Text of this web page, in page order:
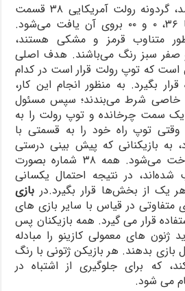
همانطور که قبلاً گفته شد، گردونه رولت آمریکایی ۳۸ قسمت
دارد، که شماره‌های ۱ تا ۳۶، ۰ و ۰۰ بروی آن یافت می‌شود.
۱ تا ۳۶ بطور متناوب قرمز و مشکی هستند،
صفر سبز رنگ می‌باشند. هدف اصلی
است که توپ رولت قرار است در کدام
بگیرد. به منظور انجام این کار،
خاصی شرط می‌بندند؛ سپس مسئول
یک سمت چرخانده و توپ رولت را به
توپ راه خود را به قسمتی با
به بازیکنانی که پیش بینی درستی
انجام داده‌اند، پول پرداخت می‌شود. همه ۳۸ شماره بصورت
در نتیجه احتمال یکسانی
یک از بخش‌ها قرار بگیرد.در بازی
متفاوتی در قیاس با سایر بازی های
قرار می گیرد. همه بازیکنان پس
ژنون های معمولی کازینو را مبادله
بازی بدهند. هر بازیکن ژتونی با رنگ
که برای جلوگیری از اشتباه در
می شود.